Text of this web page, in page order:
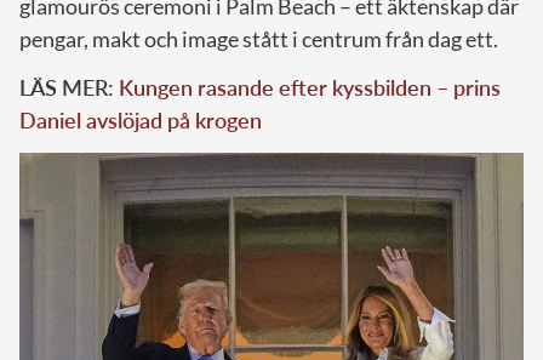
glamourös ceremoni i Palm Beach – ett äktenskap där
pengar, makt och image stått i centrum från dag ett.
LÄS MER: Kungen rasande efter kyssbilden – prins
Daniel avslöjad på krogen